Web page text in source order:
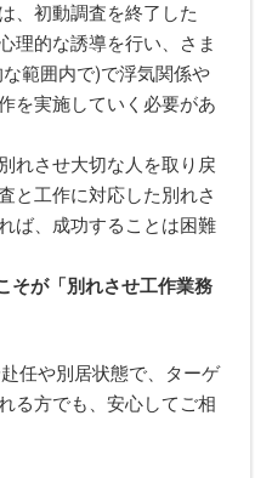
、初動調査を終了した
理的な誘導を行い、さま
範囲内で)で浮気関係や
を実施していく必要があ
れさせ大切な人を取り戻
と工作に対応した別れさ
ば、成功することは困難
そが「別れさせ工作業務
任や別居状態で、ターゲ
る方でも、安心してご相